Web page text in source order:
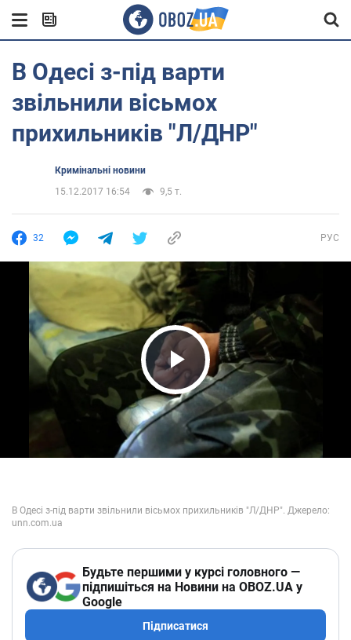
В Одесі з-під варти
звільнили вісьмох
прихильників "Л/ДНР"
Кримінальні новини
15.12.2017 16:54
9,5 т.
32 РУС
Play Video
Будьте першими у курсі головного —
підпишіться на Новини на OBOZ.UA у
Google
Підписатися